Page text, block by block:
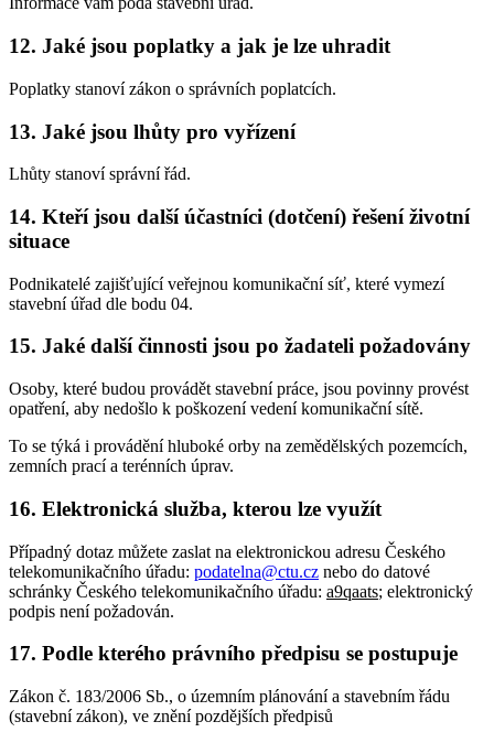
12. Jaké jsou poplatky a jak je lze uhradit
Poplatky stanoví zákon o správních poplatcích.
13. Jaké jsou lhůty pro vyřízení
Lhůty stanoví správní řád.
14. Kteří jsou další účastníci (dotčení) řešení životní
situace
Podnikatelé zajišťující veřejnou komunikační síť, které vymezí
stavební úřad dle bodu 04.
15. Jaké další činnosti jsou po žadateli požadovány
Osoby, které budou provádět stavební práce, jsou povinny provést
opatření, aby nedošlo k poškození vedení komunikační sítě.
To se týká i provádění hluboké orby na zemědělských pozemcích,
zemních prací a terénních úprav.
16. Elektronická služba, kterou lze využít
Případný dotaz můžete zaslat na elektronickou adresu Českého
telekomunikačního úřadu: podatelna@ctu.cz nebo do datové
schránky Českého telekomunikačního úřadu: a9qaats; elektronický
podpis není požadován.
17. Podle kterého právního předpisu se postupuje
Zákon č. 183/2006 Sb., o územním plánování a stavebním řádu
(stavební zákon), ve znění pozdějších předpisů